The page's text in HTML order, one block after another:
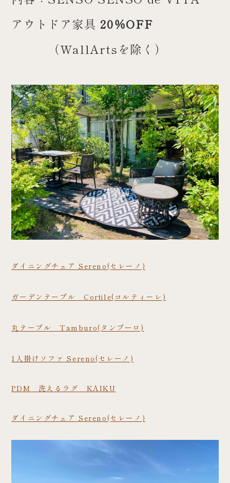
アウトドア家具 20％OFF
（WallArtsを除く）
ダイニングチェア Sereno(セレーノ)
ガーデンテーブル Cortile(コルティーレ)
丸テーブル Tamburo(タンブーロ)
1人掛けソファ Sereno(セレーノ)
PDM 洗えるラグ KAIKU
ダイニングチェア Sereno(セレーノ)